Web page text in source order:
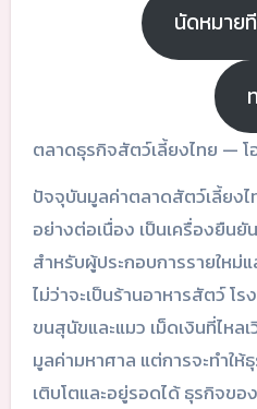
นัดหมาย
ตลาดธุรกิจสัตว์เลี้ยงไทย —
ปัจจุบันมูลค่าตลาดสัตว์เลี้ยงไ
อย่างต่อเนื่อง เป็นเครื่องยืน
สำหรับผู้ประกอบการรายใหม่
ไม่ว่าจะเป็นร้านอาหารสัตว์ โ
ขนสุนัขและแมว เม็ดเงินที่ไหล
มูลค่ามหาศาล แต่การจะทำใ
เติบโตและอยู่รอดได้ ธุรกิจข